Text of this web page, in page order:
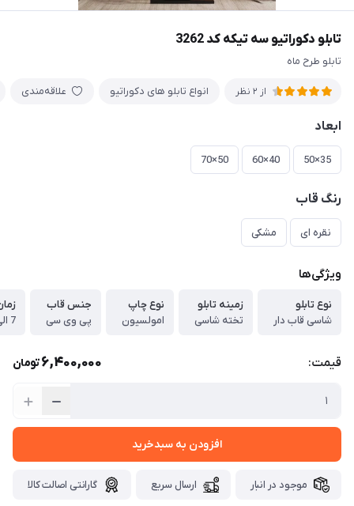
تابلو دکوراتیو سه تیکه کد 3262
تابلو طرح ماه
از 2 نظر انواع تابلو های دکوراتیو علاقه‌مندی
ابعاد
35×50
40×60
50×70
رنگ قاب
نقره ای مشکی
ویژگی‌ها
نوع تابلو
شاسی قاب دار
زمینه تابلو
تخته شاسی
نوع چاپ
امولسیون
جنس قاب
پی وی سی
7 الی 10 روز
قیمت: 6,400,000تومان
افزودن به سبدخرید
موجود در انبار ارسال سریع گارانتی اصالت کالا